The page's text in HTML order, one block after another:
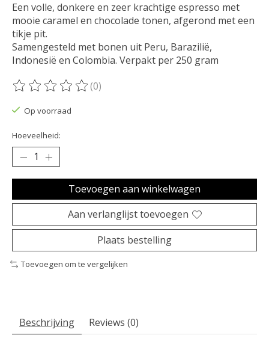
Een volle, donkere en zeer krachtige espresso met
mooie caramel en chocolade tonen, afgerond met een
tikje pit.
Samengesteld met bonen uit Peru, Barazilië,
Indonesië en Colombia. Verpakt per 250 gram
De beoordeling van dit product is
(0)
Op voorraad
Hoeveelheid:
Toevoegen aan winkelwagen
Aan verlanglijst toevoegen
Plaats bestelling
Toevoegen om te vergelijken
Beschrijving Reviews (0)